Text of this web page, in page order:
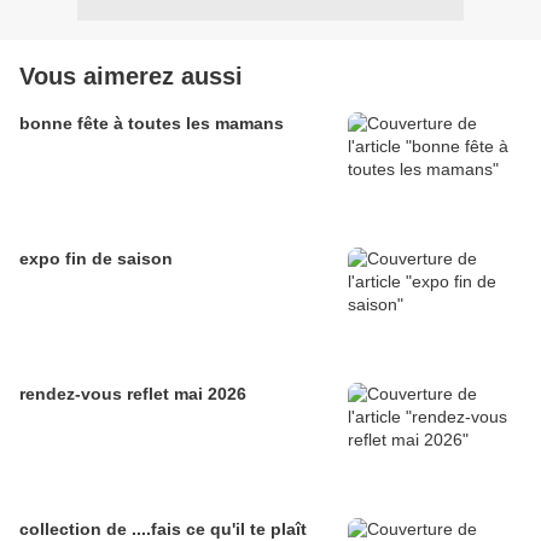
Vous aimerez aussi
bonne fête à toutes les mamans
expo fin de saison
rendez-vous reflet mai 2026
collection de ....fais ce qu'il te plaît